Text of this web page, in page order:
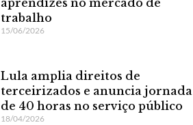
aprendizes no mercado de
trabalho
15/06/2026
Lula amplia direitos de
terceirizados e anuncia jornada
de 40 horas no serviço público
18/04/2026